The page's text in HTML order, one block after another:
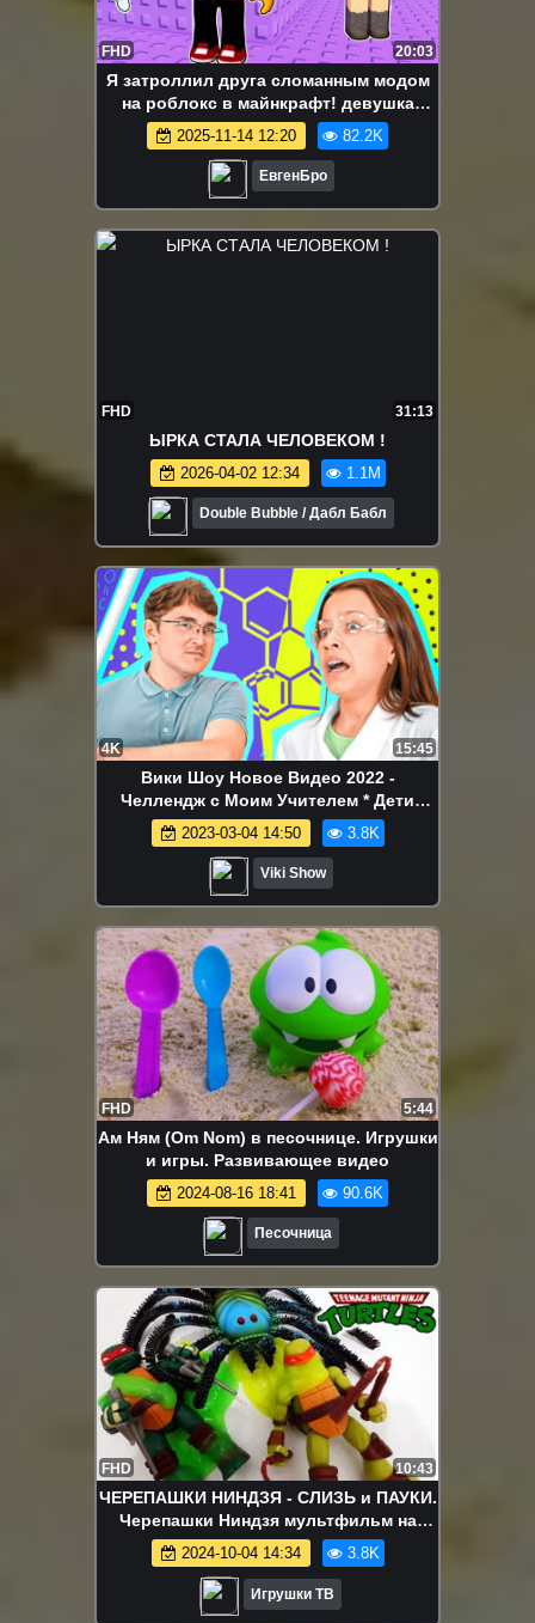
FHD 20:03
Я затроллил друга сломанным модом
на роблокс в майнкрафт! девушка
новичок видео minecraft
2025-11-14 12:20 82.2K
ЕвгенБро
FHD 31:13
ЫРКА СТАЛА ЧЕЛОВЕКОМ !
2026-04-02 12:34 1.1M
Double Bubble / Дабл Бабл
4K 15:45
Вики Шоу Новое Видео 2022 -
Челлендж с Моим Учителем * Дети
против взрослых / Вики Шоу
2023-03-04 14:50 3.8K
Viki Show
FHD 5:44
Ам Ням (Om Nom) в песочнице. Игрушки
и игры. Развивающее видео
2024-08-16 18:41 90.6K
Песочница
FHD 10:43
ЧЕРЕПАШКИ НИНДЗЯ - СЛИЗЬ и ПАУКИ.
Черепашки Ниндзя мультфильм на
русском языке Игрушки ТВ
2024-10-04 14:34 3.8K
Игрушки ТВ